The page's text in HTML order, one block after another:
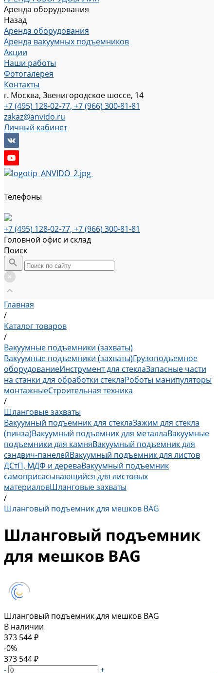
Аренда оборудования
Назад
Аренда оборудования
Аренда вакуумных подъемников
Акции
Наши работы
Фотогалерея
Контакты
г. Москва, Звенигородское шоссе, 14
+7 (495) 128-02-77, +7 (966) 300-81-81
zakaz@anvido.ru
Личный кабинет
Телефоны
+7 (495) 128-02-77, +7 (966) 300-81-81
Головной офис и склад
Поиск
Главная
/
Каталог товаров
/
Вакуумные подъемники (захваты)
Вакуумные подъемники (захваты)Грузоподъемное
оборудованиеИнструмент для стеклаЗапасные части
на станки для обработки стеклаРоботы манипуляторы
монтажныеСтроительная техника
/
Шланговые захваты
Вакуумный подъемник для стеклаЗажим для стекла
(пинза)Вакуумный подъемник для металлаВакуумные
подъемники для камняВакуумный подъемник для
сэндвич-панелейВакуумный подъемник для листов
ДСтП, МДФ и дереваВакуумный подъемник
самоприсасывающийся для листовых
материаловШланговые захваты
/
Шланговый подъемник для мешков BAG
Шланговый подъемник
для мешков BAG
Шланговый подъемник для мешков BAG
В наличии
373 544 ₽
-0%
373 544 ₽
-
+